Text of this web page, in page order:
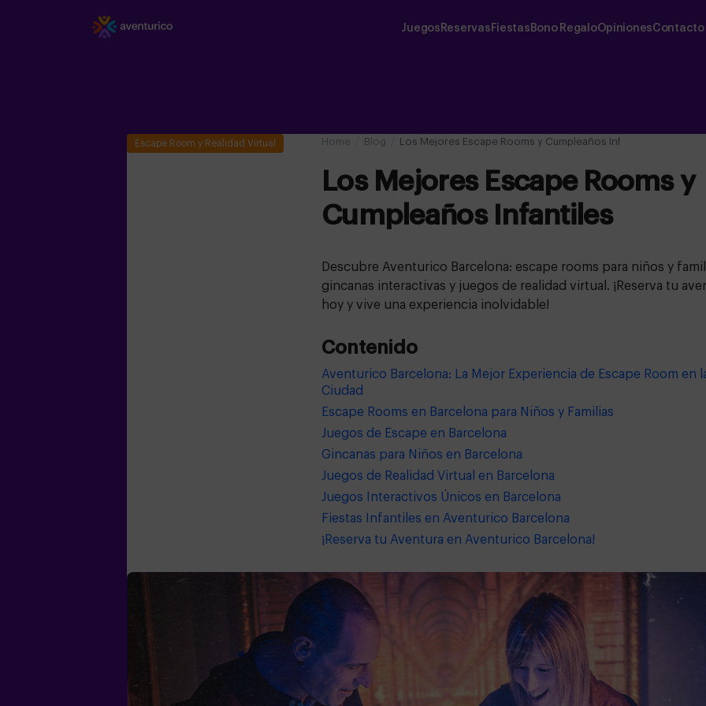
Juegos Reservas Fiestas Bono RegaloOpinionesContacto
Home Blog Los Mejores Escape Rooms y Cumpleaños Infantiles
Escape Room y Realidad Virtual
Los Mejores Escape Rooms y
Cumpleaños Infantiles
Descubre Aventurico Barcelona: escape rooms para niños y
gincanas interactivas y juegos de realidad virtual. ¡Reserva tu
hoy y vive una experiencia inolvidable!
Contenido
Aventurico Barcelona: La Mejor Experiencia de Escape Room en
Ciudad
Escape Rooms en Barcelona para Niños y Familias
Juegos de Escape en Barcelona
Gincanas para Niños en Barcelona
Juegos de Realidad Virtual en Barcelona
Juegos Interactivos Únicos en Barcelona
Fiestas Infantiles en Aventurico Barcelona
¡Reserva tu Aventura en Aventurico Barcelona!